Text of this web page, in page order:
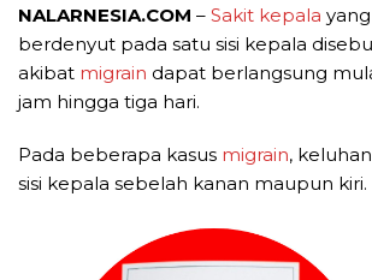
NALARNESIA.COM – Sakit kepala
berdenyut pada satu sisi kepala
akibat migrain dapat berlangsung
jam hingga tiga hari.
Pada beberapa kasus migrain,
sisi kepala sebelah kanan maupun kiri.